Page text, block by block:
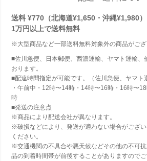
送料 ¥770（北海道¥1,650・沖縄¥1,980）
1万円以上で送料無料
※大型商品など一部送料無料対象外の商品がござ
■佐川急便、日本郵便、西濃運輸、ヤマト運輸、
おります。
■配達時間指定が可能です。（佐川急便、ヤマト
・午前中・12時〜14時・14時〜16時・16時〜
時
■発送の注意点
※商品により配送会社が異なります。
※破損などにより、発送が適わない場合がござ
ください。
※交通機関の不具合や悪天候などその他の不可
品の到着時間帯が前後することがありますのでご